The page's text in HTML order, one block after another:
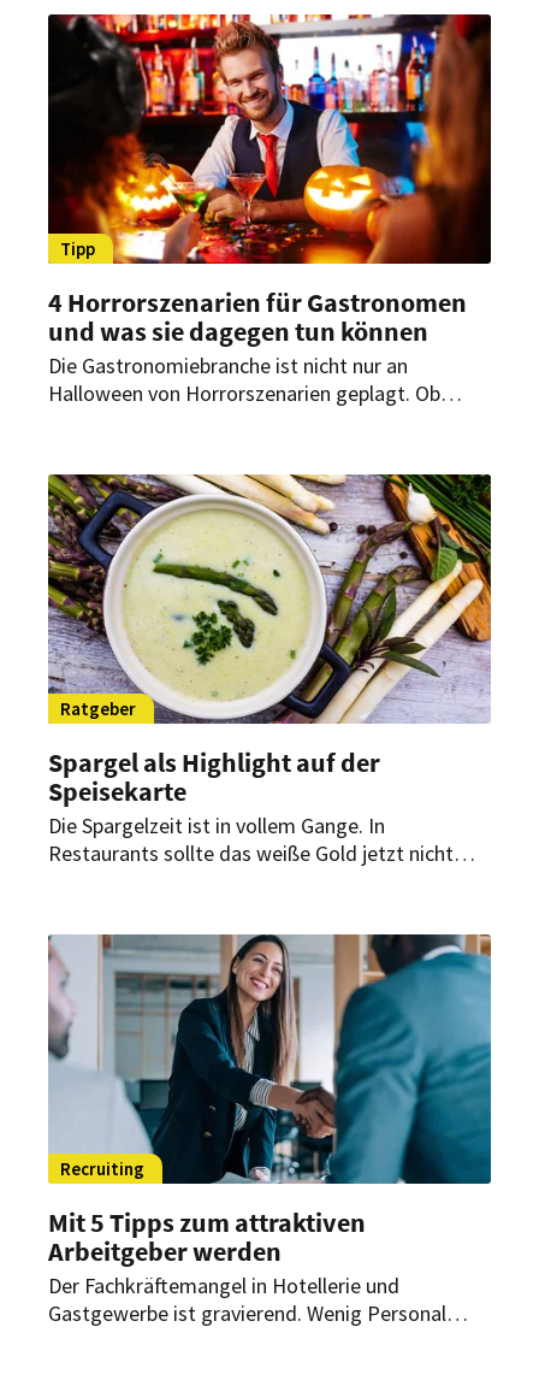
jetzt vorgehen: mit Online-Tischreservierung
gegen Kaution.
Tipp
4 Horrorszenarien für Gastronomen
und was sie dagegen tun können
Die Gastronomiebranche ist nicht nur an
Halloween von Horrorszenarien geplagt. Ob
sehen sich mit einer Vielzahl schauriger
Herausforderungen konfrontiert. Wie
Gastronomen am besten damit umgehen, erklärt
Stefan Kellner, CEO des Berliner Food-Tech-
Startups kollex.
Ratgeber
Spargel als Highlight auf der
Speisekarte
Die Spargelzeit ist in vollem Gange. In
Restaurants sollte das weiße Gold jetzt nicht
Restaurants diese Saison am besten für sich
nutzen? HOGAPAGE hat anlässlich des Tags des
Deutschen Spargels am 5. Mai nachgefragt.
Recruiting
Mit 5 Tipps zum attraktiven
Arbeitgeber werden
Der Fachkräftemangel in Hotellerie und
Gastgewerbe ist gravierend. Wenig Personal